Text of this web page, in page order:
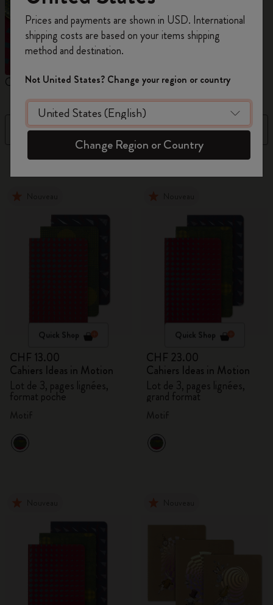
Cahiers Cahier Étudiant
Filtre Best Matches
101 Produits
Quick Shop
CHF 13.00
Cahiers Ideas in Motion
Lot de 3, pages lignées,
format poche
Quick Shop
CHF 23.00
Cahiers Ideas in Motion
Lot de 3, pages lignées,
grand format
de remise ainsi que de frais de port gratuits
sur votre première commandeen utilisant le
codeWELCOME10.
Créez un compte Moleskine pour accéder à des
offres exclusives, des avantages réservés aux
membres et davantage d’inspiration.
Créer un compte!
Prices and payments are shown in USD. International
shipping costs are based on your items shipping
method and destination.
Not United States? Change your region or country
Change Region or Country